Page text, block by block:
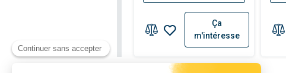
Ça
m'intéresse